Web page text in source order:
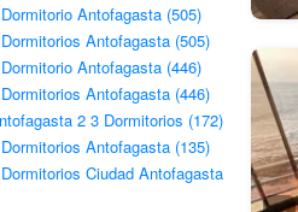
Antofagasta (505)
Antofagasta (505)
Antofagasta (446)
Antofagasta (446)
2 3 Dormitorios (172)
Antofagasta (135)
Ciudad Antofagasta